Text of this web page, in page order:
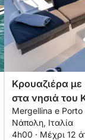
Κρουαζιέρα
στα νησιά του
Πολυτελής
μεταξύ
Mergellina e
Νάπολη, Ιταλία
4h00 · Μέχρι 12